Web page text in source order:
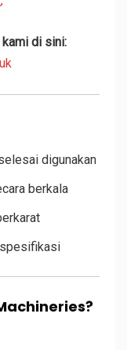
di sini:
digunakan
berkala
spesifikasi